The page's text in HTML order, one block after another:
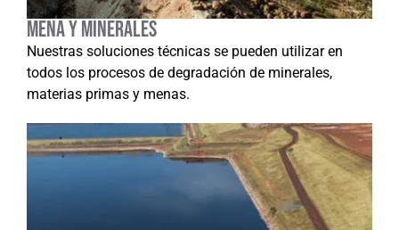
Mena y minerales
Nuestras soluciones técnicas se pueden utilizar en
todos los procesos de degradación de minerales,
materias primas y menas.